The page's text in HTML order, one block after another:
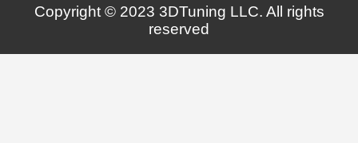
Copyright © 2023 3DTuning LLC. All rights
reserved